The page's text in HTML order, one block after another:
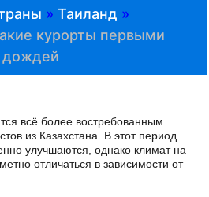
» Таиланд »
курорты первыми
дождей
всё более востребованным
из Казахстана. В этот период
улучшаются, однако климат на
отличаться в зависимости от